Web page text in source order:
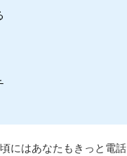
にはあなたもきっと電話